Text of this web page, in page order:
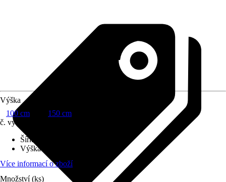
Výška
100 cm
150 cm
č. výrobku
Šířka
Výška:
Více informací o zboží
Množství (ks)